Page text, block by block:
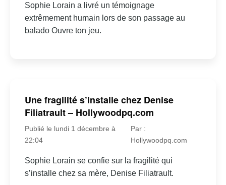
Sophie Lorain a livré un témoignage
extrêmement humain lors de son passage au
balado Ouvre ton jeu.
Une fragilité s’installe chez Denise
Filiatrault – Hollywoodpq.com
Publié le lundi 1 décembre à
22:04
Par :
Hollywoodpq.com
Sophie Lorain se confie sur la fragilité qui
s’installe chez sa mère, Denise Filiatrault.